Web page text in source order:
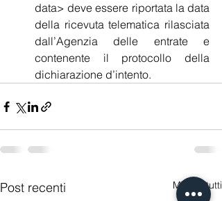
data> deve essere riportata la data
della ricevuta telematica rilasciata
dall’Agenzia delle entrate e
contenente il protocollo della
dichiarazione d’intento.
Post recenti Mostra tutti